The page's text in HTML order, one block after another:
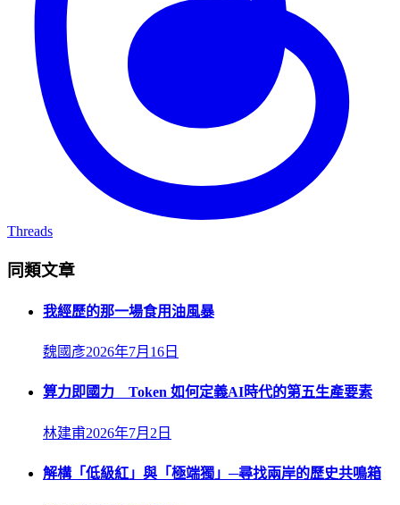
Threads
同類文章
我經歷的那一場食用油風暴
魏國彥2026年7月16日
算力即國力 Token 如何定義AI時代的第五生產要素
林建甫2026年7月2日
解構「低級紅」與「極端獨」─尋找兩岸的歷史共鳴箱